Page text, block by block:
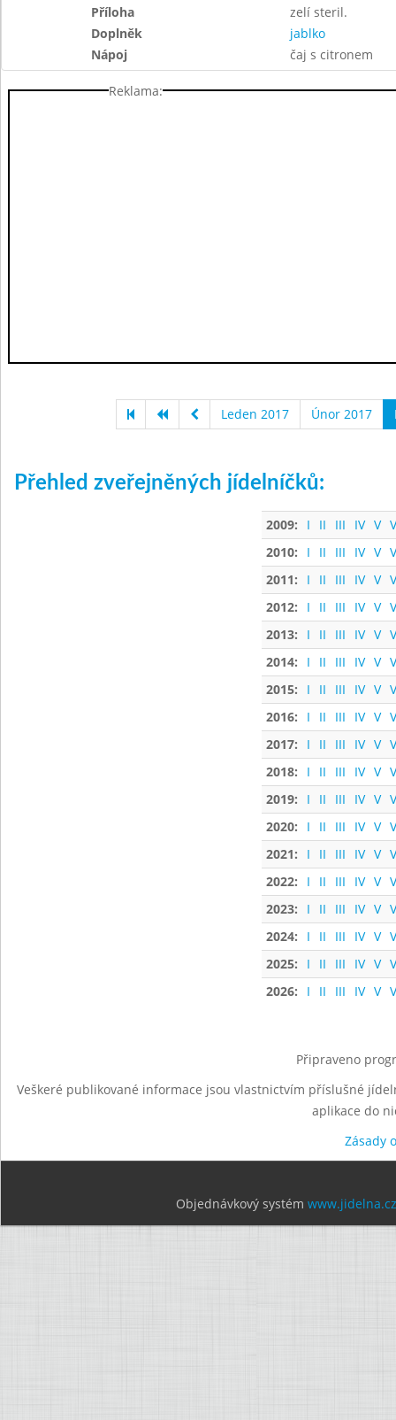
Příloha
zelí steril.
Doplněk
jablko
Nápoj
čaj s citronem
Reklama:
Leden 2017 Únor 2017
Přehled zveřejněných jídelníčků:
2009: I II III IV V
2010:
I II III IV V
2011:
I II III IV V
2012:
I II III IV V
2013:
I II III IV V
2014:
I II III IV V
2015:
I II III IV V
2016:
I II III IV V
2017:
I II III IV V
2018:
I II III IV V
2019:
I II III IV V
2020:
I II III IV V
2021:
I II III IV V
2022:
I II III IV V
2023:
I II III IV V
2024:
I II III IV V
2025:
I II III IV V
2026:
I II III IV V
Připraveno
Veškeré publikované informace jsou vlastnictvím příslušné
aplikace do
Zásady
Objednávkový systém www.jidelna.cz